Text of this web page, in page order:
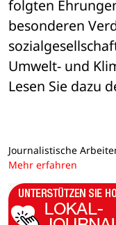
folgten
besonderen
Umwelt- und
Lesen Sie dazu
Journalistische
Mehr erfahren